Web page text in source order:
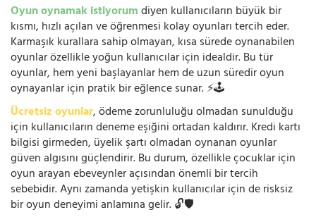
Oyun oynamak istiyorumdiyen kullanıcıların büyük bir
kısmı, hızlı açılan ve öğrenmesi kolay oyunları tercih eder.
Karmaşık kurallara sahip olmayan, kısa sürede oynanabilen
oyunlar özellikle yoğun kullanıcılar için idealdir. Bu tür
oyunlar, hem yeni başlayanlar hem de uzun süredir oyun
oynayanlar için pratik bir eğlence sunar. ⚡🕹️
Ücretsiz oyunlar, ödeme zorunluluğu olmadan sunulduğu
için kullanıcıların deneme eşiğini ortadan kaldırır. Kredi kartı
bilgisi girmeden, üyelik şartı olmadan oynanan oyunlar
güven algısını güçlendirir. Bu durum, özellikle çocuklar için
oyun arayan ebeveynler açısından önemli bir tercih
sebebidir. Aynı zamanda yetişkin kullanıcılar için de risksiz
bir oyun deneyimi anlamına gelir. 🔓🛡️